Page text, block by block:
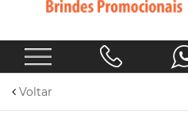
Voltar